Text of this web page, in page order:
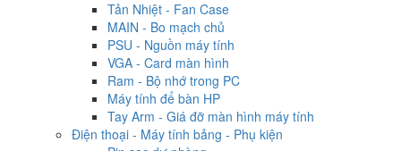
Tản Nhiệt - Fan Case
MAIN - Bo mạch chủ
PSU - Nguồn máy tính
VGA - Card màn hình
Ram - Bộ nhớ trong PC
Máy tính để bàn HP
Tay Arm - Giá đỡ màn hình máy tính
Điện thoại - Máy tính bảng - Phụ kiện